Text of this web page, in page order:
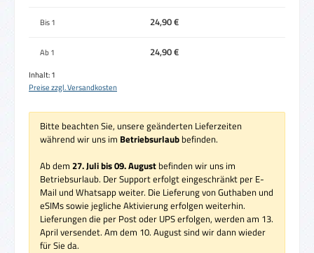
Bis1 24,90 €
Ab1 24,90 €
Inhalt:1
Preise zzgl. Versandkosten
Bitte beachten Sie, unsere geänderten Lieferzeiten
während wir uns im Betriebsurlaub befinden.
Ab dem 27. Juli bis 09. August befinden wir uns im
Betriebsurlaub. Der Support erfolgt eingeschränkt per E-
Mail und Whatsapp weiter. Die Lieferung von Guthaben und
eSIMs sowie jegliche Aktivierung erfolgen weiterhin.
Lieferungen die per Post oder UPS erfolgen, werden am 13.
April versendet. Am dem 10. August sind wir dann wieder
für Sie da.